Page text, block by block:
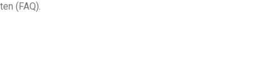
(FAQ).